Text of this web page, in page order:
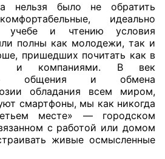
нельзя было не обратить
идеально
учебе и чтению условия
полны как молодежи, так и
пришедших почитать как в
и компаниями. В век
общения и обмена
обладания всем миром,
смартфоны, мы как никогда
месте» — городском
с работой или домом
живые осмысленные